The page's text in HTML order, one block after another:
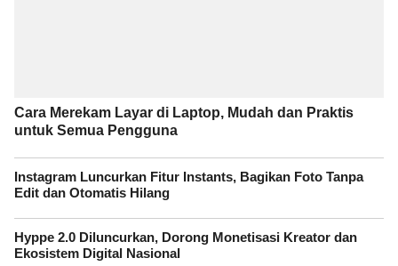
Cara Merekam Layar di Laptop, Mudah dan Praktis
untuk Semua Pengguna
Instagram Luncurkan Fitur Instants, Bagikan Foto Tanpa
Edit dan Otomatis Hilang
Hyppe 2.0 Diluncurkan, Dorong Monetisasi Kreator dan
Ekosistem Digital Nasional